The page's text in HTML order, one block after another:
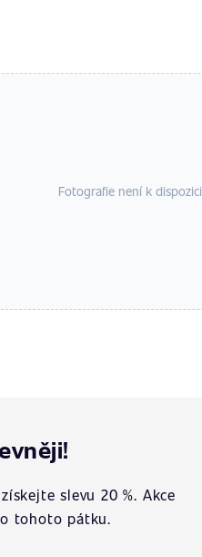
Fotografie není k dispozici
slevu 20 %. Akce
tohoto pátku.